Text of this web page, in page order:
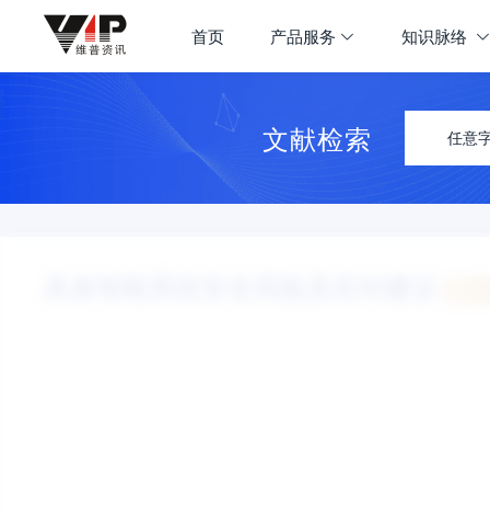
首页 产品服务 知识脉络
文献检索 任意